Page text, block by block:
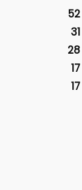
52
31
28
17
17